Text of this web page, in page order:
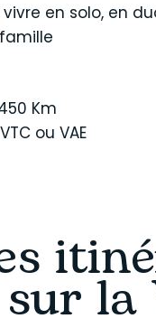
en solo, en
Km
ou VAE
sur la